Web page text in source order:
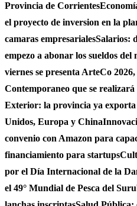
Provincia de Corrientes
el proyecto de inversion en la
camaras empresarialesSalarios:
empezo a abonar los sueldos del
viernes se presenta ArteCo
Contemporaneo que se
Exterior: la provincia ya
Unidos, Europa y China
convenio con Amazon para
financiamiento para startups
por el Día Internacional de la
el 49° Mundial de Pesca del